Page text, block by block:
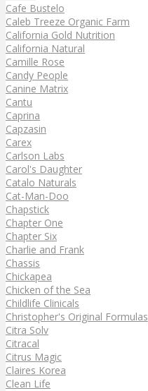
Cafe Bustelo
Caleb Treeze Organic Farm
California Gold Nutrition
California Natural
Camille Rose
Candy People
Canine Matrix
Cantu
Caprina
Capzasin
Carex
Carlson Labs
Carol's Daughter
Catalo Naturals
Cat-Man-Doo
Chapstick
Chapter One
Chapter Six
Charlie and Frank
Chassis
Chickapea
Chicken of the Sea
Childlife Clinicals
Christopher's Original Formulas
Citra Solv
Citracal
Citrus Magic
Claires Korea
Clean Life